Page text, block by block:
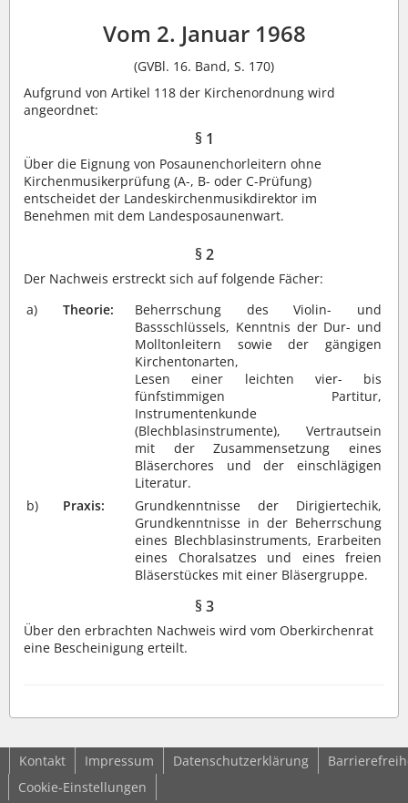
Vom 2. Januar 1968
(GVBl. 16. Band, S. 170)
Aufgrund von Artikel 118 der Kirchenordnung wird
angeordnet:
§ 1
Über die Eignung von Posaunenchorleitern ohne
Kirchenmusikerprüfung (A-, B- oder C-Prüfung)
entscheidet der Landeskirchenmusikdirektor im
Benehmen mit dem Landesposaunenwart.
§ 2
Der Nachweis erstreckt sich auf folgende Fächer:
a)
Theorie:
Beherrschung des Violin- und
Bassschlüssels, Kenntnis der Dur- und
Molltonleitern sowie der gängigen
Kirchentonarten,
Lesen einer leichten vier- bis
fünfstimmigen Partitur,
Instrumentenkunde
(Blechblasinstrumente), Vertrautsein
mit der Zusammensetzung eines
Bläserchores und der einschlägigen
Literatur.
b)
Praxis:
Grundkenntnisse der Dirigiertechik,
Grundkenntnisse in der Beherrschung
eines Blechblasinstruments, Erarbeiten
eines Choralsatzes und eines freien
Bläserstückes mit einer Bläsergruppe.
§ 3
Über den erbrachten Nachweis wird vom Oberkirchenrat
eine Bescheinigung erteilt.
Kontakt Impressum Datenschutzerklärung
Cookie-Einstellungen